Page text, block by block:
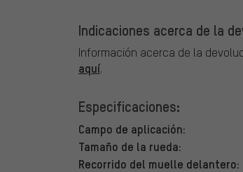
Indicaciones acerca de la
Información acerca de la
aquí.
Especificaciones:
Campo de aplicación:
Tamaño de la rueda:
Recorrido del muelle delantero: